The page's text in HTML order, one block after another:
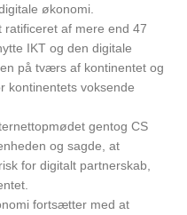
økonomi.
ratificeret af mere end 47
IKT og den digitale
på tværs af kontinentet og
kontinentets voksende
gentog CS
og sagde, at
for digitalt partnerskab,
fortsætter med at